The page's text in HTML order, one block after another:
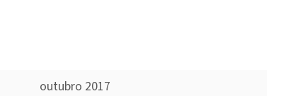
outubro 2017